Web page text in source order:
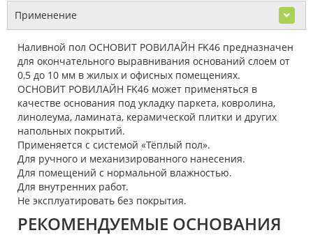
Применение
Наливной пол ОСНОВИТ РОВИЛАЙН FK46 предназначен
для окончательного выравнивания оснований слоем от
0,5 до 10 мм в жилых и офисных помещениях.
ОСНОВИТ РОВИЛАЙН FK46 может применяться в
качестве основания под укладку паркета, ковролина,
линолеума, ламината, керамической плитки и других
напольных покрытий.
Применяется с системой «Тёплый пол».
Для ручного и механизированного нанесения.
Для помещений с нормальной влажностью.
Для внутренних работ.
Не эксплуатировать без покрытия.
РЕКОМЕНДУЕМЫЕ ОСНОВАНИЯ